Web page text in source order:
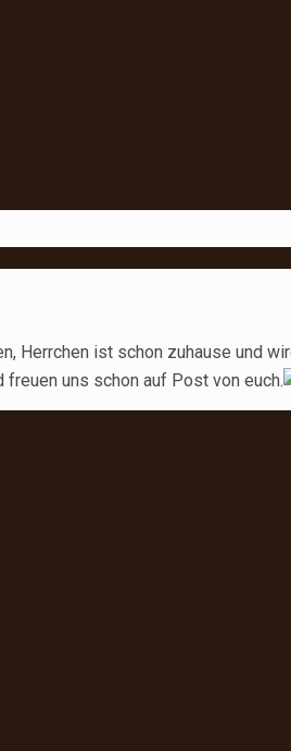
Herrchen ist schon zuhause und
uns schon auf Post von euch.